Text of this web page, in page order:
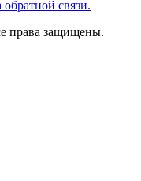
связи.
права защищены.